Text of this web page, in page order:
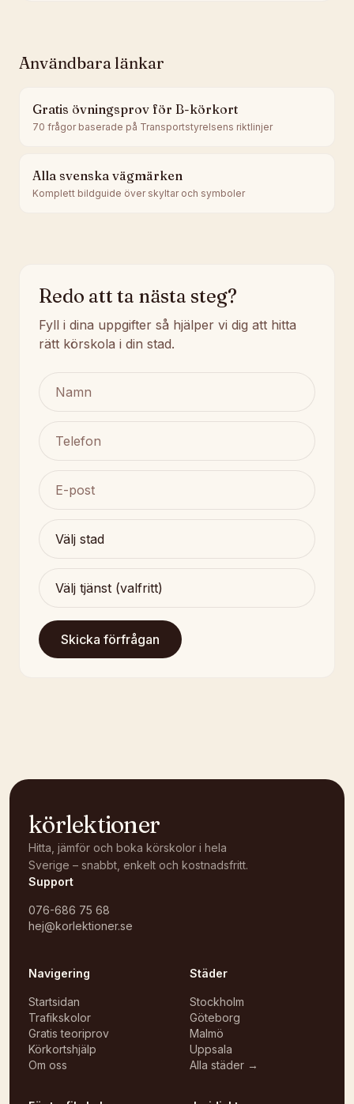
Användbara länkar
Gratis övningsprov för B-körkort
70 frågor baserade på Transportstyrelsens riktlinjer
Alla svenska vägmärken
Komplett bildguide över skyltar och symboler
Redo att ta nästa steg?
Fyll i dina uppgifter så hjälper vi dig att hitta
rätt körskola i din stad.
Skicka förfrågan
körlektioner
Hitta, jämför och boka körskolor i hela
Sverige – snabbt, enkelt och kostnadsfritt.
Support
076-686 75 68
hej@korlektioner.se
Navigering
Startsidan
Trafikskolor
Gratis teoriprov
Körkortshjälp
Om oss
Städer
Stockholm
Göteborg
Malmö
Uppsala
Alla städer →